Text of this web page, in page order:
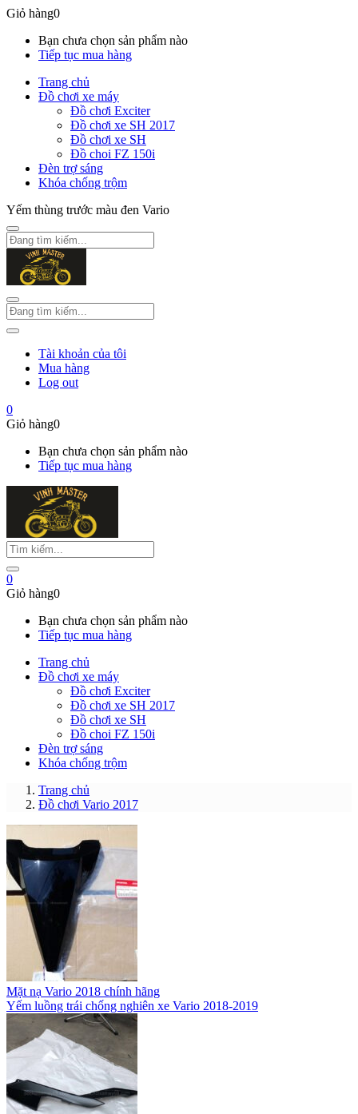
Giỏ hàng0
Bạn chưa chọn sản phẩm nào
Tiếp tục mua hàng
Trang chủ
Đồ chơi xe máy
Đồ chơi Exciter
Đồ chơi xe SH 2017
Đồ chơi xe SH
Đồ choi FZ 150i
Đèn trợ sáng
Khóa chống trộm
Yếm thùng trước màu đen Vario
Tài khoản của tôi
Mua hàng
Log out
0
Giỏ hàng0
Bạn chưa chọn sản phẩm nào
Tiếp tục mua hàng
0
Giỏ hàng0
Bạn chưa chọn sản phẩm nào
Tiếp tục mua hàng
Trang chủ
Đồ chơi xe máy
Đồ chơi Exciter
Đồ chơi xe SH 2017
Đồ chơi xe SH
Đồ choi FZ 150i
Đèn trợ sáng
Khóa chống trộm
Trang chủ
Đồ chơi Vario 2017
Mặt nạ Vario 2018 chính hãng
Yếm luồng trái chống nghiên xe Vario 2018-2019